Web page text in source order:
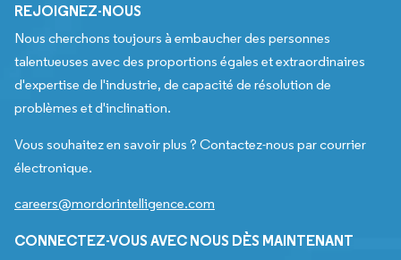
REJOIGNEZ-NOUS
Nous cherchons toujours à embaucher des personnes
talentueuses avec des proportions égales et extraordinaires
d'expertise de l'industrie, de capacité de résolution de
problèmes et d'inclination.
Vous souhaitez en savoir plus ? Contactez-nous par courrier
électronique.
careers@mordorintelligence.com
CONNECTEZ-VOUS AVEC NOUS DÈS MAINTENANT